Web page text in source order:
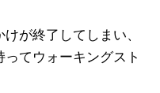
が終了してしまい、
てウォーキングスト